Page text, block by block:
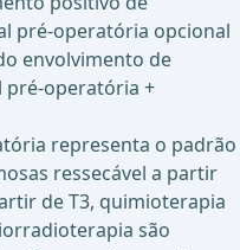
pré-operatória opcional
envolvimento de
operatória +
representa o padrão
ressecável a partir
de T3, quimioterapia
são